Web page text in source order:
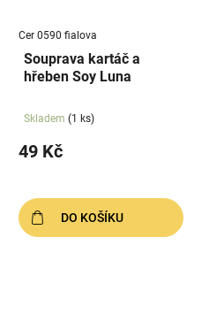
Cer 0590 fialova
Souprava kartáč a
hřeben Soy Luna
Skladem (1 ks)
49 Kč
DO KOŠÍKU